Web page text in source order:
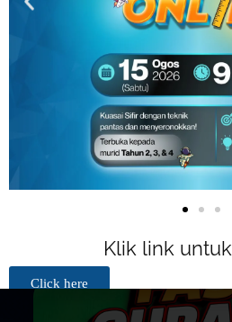
untuk mengalpasti tahap
Kumpulan Kelas yang
tahap pelajar
Mempunya 3 Kali
Bulan
Final Report & Sijil
Klik link
Click here